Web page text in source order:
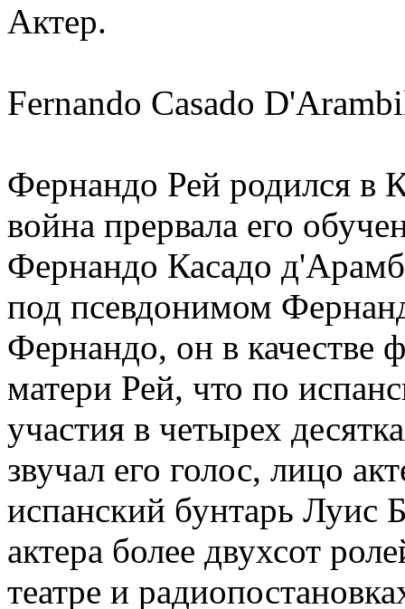
Актер.
Fernando Casado
Фернандо Рей родился в
война прервала его
Фернандо Касадо
под псевдонимом
Фернандо, он в качестве
матери Рей, что по
участия в четырех
звучал его голос, лицо
испанский бунтарь
актера более двухсот
театре и